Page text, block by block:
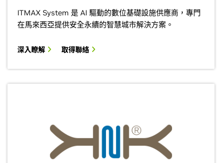
ITMAX System 是 AI 驅動的數位基礎設施供應商，專門
在馬來西亞提供安全永續的智慧城市解決方案。
深入瞭解 取得聯絡